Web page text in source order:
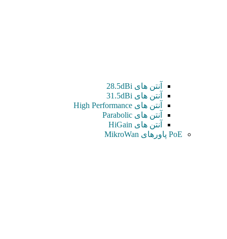
آنتن های 28.5dBi
آنتن های 31.5dBi
آنتن های High Performance
آنتن های Parabolic
آنتن های HiGain
PoE پاورهای MikroWan